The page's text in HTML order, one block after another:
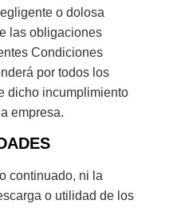
o dolosa
las obligaciones
Condiciones
por todos los
dicho incumplimiento
empresa.
continuado, ni la
o utilidad de los